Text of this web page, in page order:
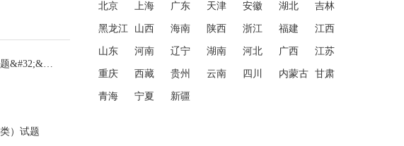
全国2024年4月自学考试经济法概论（财经类）试题&#32;&#32;
）试题
北京 上海 广东 天津 安徽 湖北 吉林
黑龙江 山西 海南 陕西 浙江 福建 江西
山东 河南 辽宁 湖南 河北 广西 江苏
重庆 西藏 贵州 云南 四川 内蒙古 甘肃
青海 宁夏 新疆